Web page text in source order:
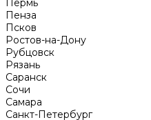
Пермь
Пенза
Псков
Ростов-на-Дону
Рубцовск
Рязань
Саранск
Сочи
Самара
Санкт-Петербург